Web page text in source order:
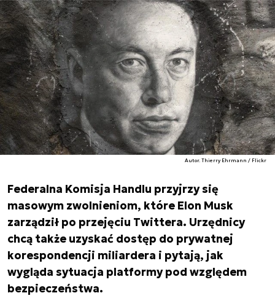
Autor. Thierry Ehrmann / Flickr
Federalna Komisja Handlu przyjrzy się
masowym zwolnieniom, które Elon Musk
zarządził po przejęciu Twittera. Urzędnicy
chcą także uzyskać dostęp do prywatnej
korespondencji miliardera i pytają, jak
wygląda sytuacja platformy pod względem
bezpieczeństwa.